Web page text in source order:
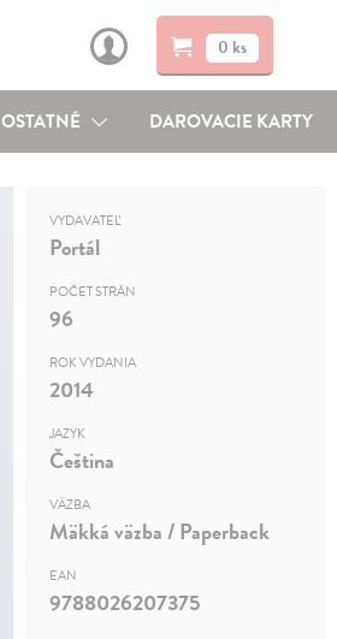
0 ks
OSTATNÉ DAROVACIE KARTY
VYDAVATEĽ
Portál
POČET STRÁN
96
ROK VYDANIA
2014
JAZYK
Čeština
VÄZBA
Mäkká väzba / Paperback
EAN
9788026207375